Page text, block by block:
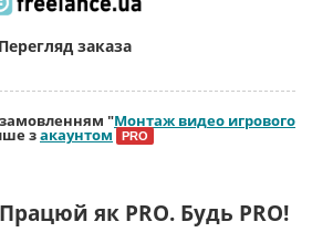
Перегляд заказа
замовленням "Монтаж видео игрового
закаунтом PRO
як PRO. Будь PRO!